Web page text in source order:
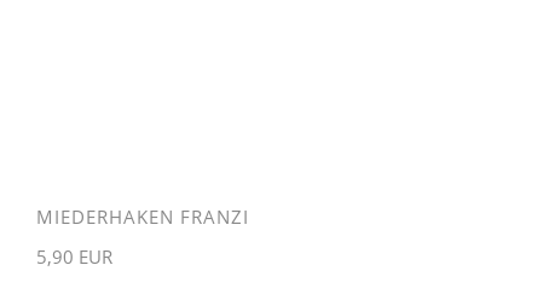
MIEDERHAKEN FRANZI
5,90 EUR